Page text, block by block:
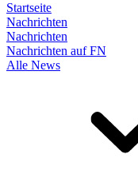
Startseite
Nachrichten
Nachrichten
Nachrichten auf FN
Alle News